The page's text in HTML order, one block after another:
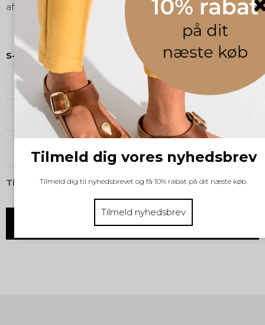
afstemte farver, der giver et roligt og stilfuldt udtryk.
S-M-L:
ONESIZE
Vælg størrelse
KØB
Tilføj til ønskeliste
MANGLER DU HJÆLP? - RING: 60194457 - Telefontid
Tilmeld dig vores nyhedsbrev
Tilmeld dig til nyhedsbrevet og få 10% rabat på dit næste køb.
Tilmeld nyhedsbrev